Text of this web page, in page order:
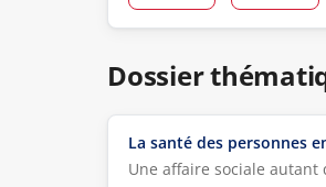
Dossier
La santé des personnes
Une affaire sociale autant